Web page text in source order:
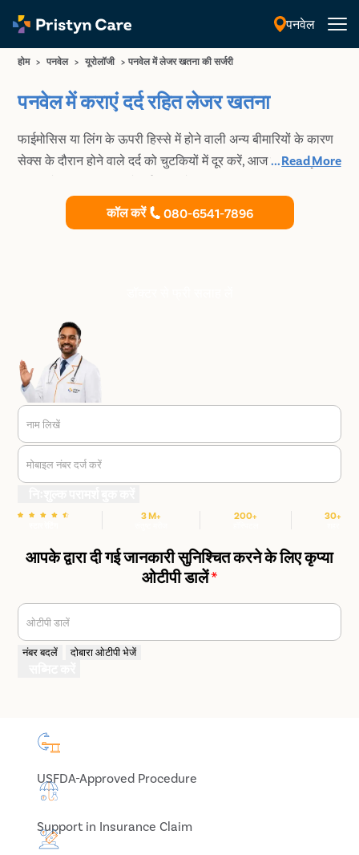
पनवेल
होम > पनवेल > यूरोलॉजी > पनवेल में लेजर खतना की सर्जरी
पनवेल में कराएं दर्द रहित लेजर खतना
फाईमोसिस या लिंग के ऊपरी हिस्से में होने वाली अन्य बीमारियों के कारण
सेक्स के दौरान होने वाले दर्द को चुटकियों में दूर करें, आज ही Pristyn
...Read More
कॉल करें 080-6541-7896
नाम लिखें
मोबाइल नंबर दर्ज करें
3 M+ 200+ 30+
आपके द्वारा दी गई जानकारी सुनिश्चित करने के लिए कृप्या
ओटीपी डालें*
ओटीपी डालें
नंबर बदलें दोबारा ओटीपी भेजें
USFDA-Approved Procedure
Support in Insurance Claim